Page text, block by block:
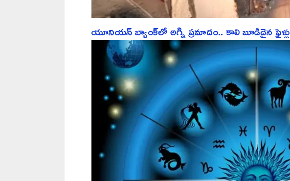
యూనియన్ బ్యాంక్‌లో అగ్ని ప్రమాదం.. కాలి బూడిదైన ఫైళ్లు